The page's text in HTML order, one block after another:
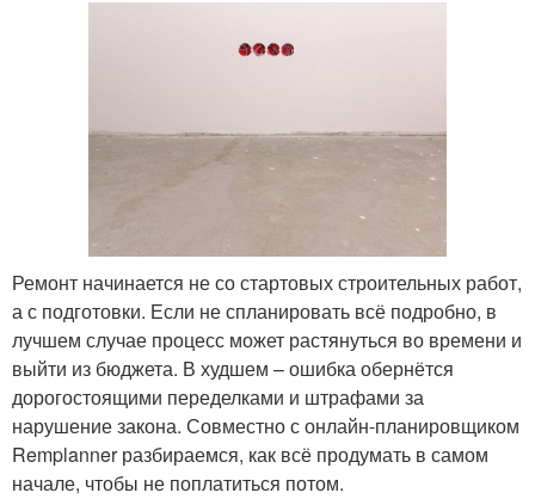
Ремонт начинается не со стартовых строительных работ,
а с подготовки. Если не спланировать всё подробно, в
лучшем случае процесс может растянуться во времени и
выйти из бюджета. В худшем – ошибка обернётся
дорогостоящими переделками и штрафами за
нарушение закона. Совместно с онлайн-планировщиком
Remplanner разбираемся, как всё продумать в самом
начале, чтобы не поплатиться потом.